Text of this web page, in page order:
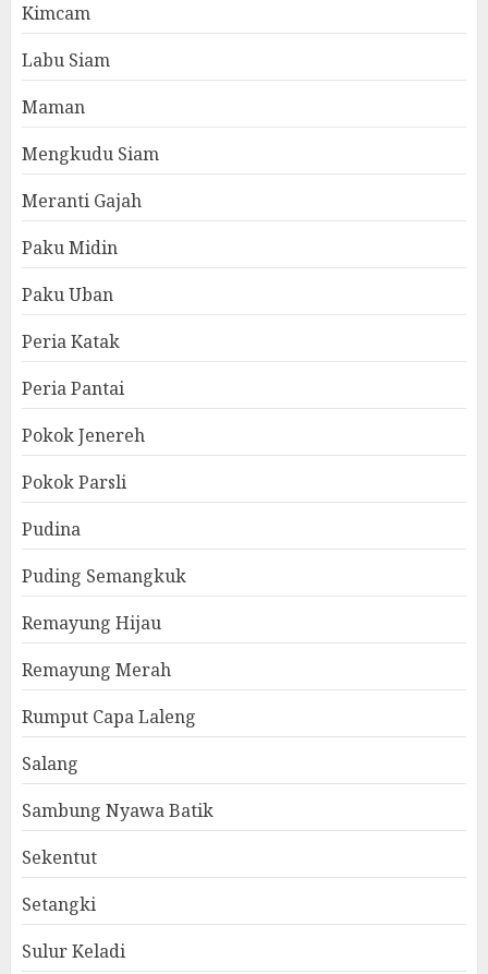
Kimcam
Labu Siam
Maman
Mengkudu Siam
Meranti Gajah
Paku Midin
Paku Uban
Peria Katak
Peria Pantai
Pokok Jenereh
Pokok Parsli
Pudina
Puding Semangkuk
Remayung Hijau
Remayung Merah
Rumput Capa Laleng
Salang
Sambung Nyawa Batik
Sekentut
Setangki
Sulur Keladi